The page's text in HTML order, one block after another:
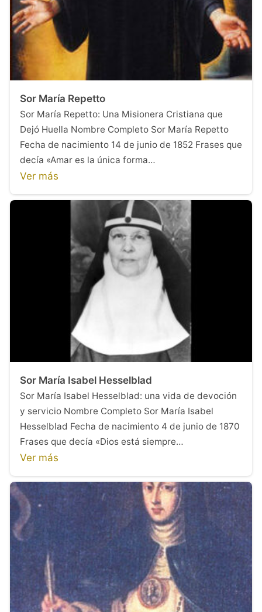
Sor María Repetto
Sor María Repetto: Una Misionera Cristiana que
Dejó Huella Nombre Completo Sor María Repetto
Fecha de nacimiento 14 de junio de 1852 Frases que
decía «Amar es la única forma…
Ver más
Sor María Isabel Hesselblad
Sor María Isabel Hesselblad: una vida de devoción
y servicio Nombre Completo Sor María Isabel
Hesselblad Fecha de nacimiento 4 de junio de 1870
Frases que decía «Dios está siempre…
Ver más